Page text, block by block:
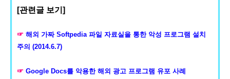
[관련글 보기]
☞ 해외 가짜 Softpedia 파일 자료실을 통한 악성 프로그램 설치
주의 (2014.6.7)
☞ Google Docs를 악용한 해외 광고 프로그램 유포 사례